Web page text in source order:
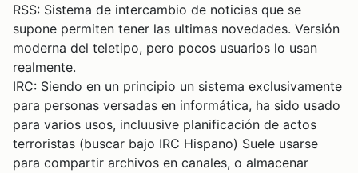
RSS: Sistema de intercambio de noticias que se
supone permiten tener las ultimas novedades. Versión
moderna del teletipo, pero pocos usuarios lo usan
realmente.
IRC: Siendo en un principio un sistema exclusivamente
para personas versadas en informática, ha sido usado
para varios usos, incluusive planificación de actos
terroristas (buscar bajo IRC Hispano) Suele usarse
para compartir archivos en canales, o almacenar